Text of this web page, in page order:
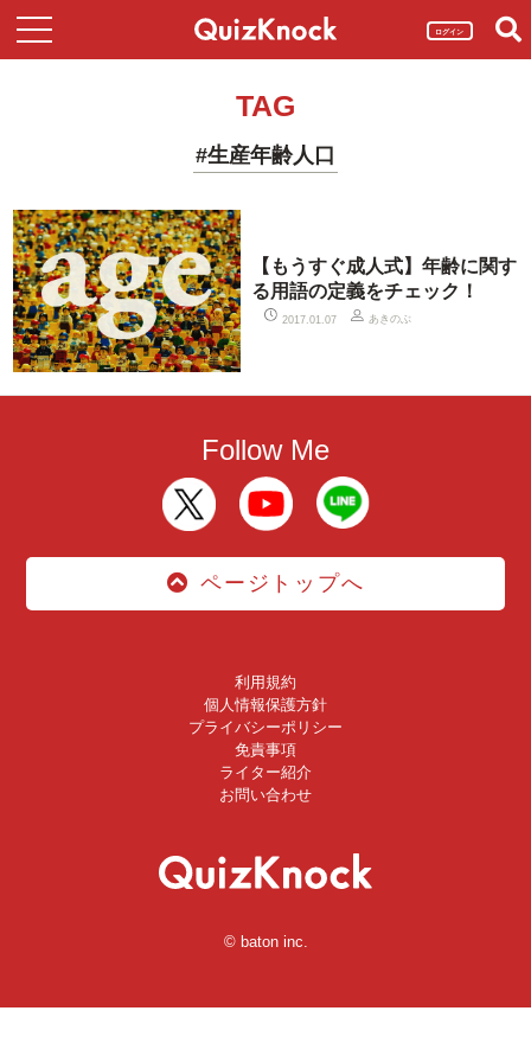
ログイン
TAG
#生産年齢人口
【もうすぐ成人式】年齢に関す
る用語の定義をチェック！
2017.01.07 あきのぶ
Follow Me
ページトップへ
利用規約
個人情報保護方針
プライバシーポリシー
免責事項
ライター紹介
お問い合わせ
© baton inc.